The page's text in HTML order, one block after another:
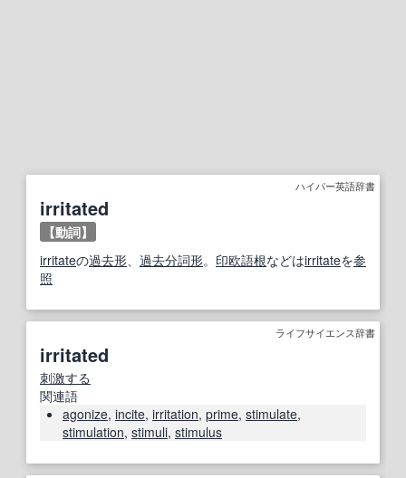
ハイパー英語辞書
irritated
【動詞】
irritateの過去形、 過去分詞形。 印欧語根などはirritateを参
照
ライフサイエンス辞書
irritated
刺激する
関連語
agonize, incite, irritation, prime, stimulate,
stimulation, stimuli, stimulus